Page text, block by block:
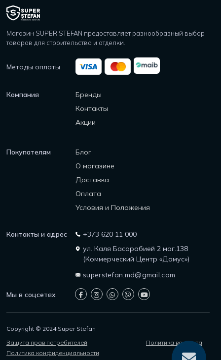
Магазин SUPER STEFAN предоставляет разнообразный выбор
товаров для строительства и отделки.
Методы оплаты
Компания
Бренды
Контакты
Акции
Покупателям
Блог
О магазине
Доставка
Оплата
Условия и Положения
Контакты и адрес
+373 620 11 000
ул. Каля Басарабией 2 маг.138
(Коммерческий Центр «Домус»)
superstefan.md@gmail.com
Мы в соцсетях
Copyright © 2024 Super Stefan
Защита прав потребителей
Политика возврата
Политика конфиденциальности